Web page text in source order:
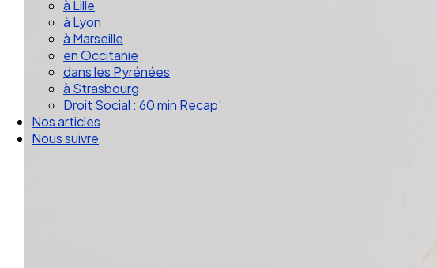
à Lille
à Lyon
à Marseille
en Occitanie
dans les Pyrénées
à Strasbourg
Droit Social : 60 min Recap’
Nos articles
Nous suivre